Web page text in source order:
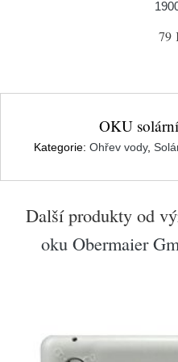
79
OKU
Kategorie: Ohřev vody,
Další produkty od
oku Obermaier